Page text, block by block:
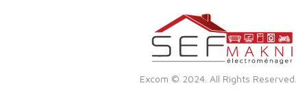
Excom © 2024. All Rights Reserved.